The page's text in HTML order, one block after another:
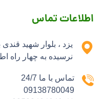
اطلاعات تماس
یزد ، بلوار شهید
نرسیده به چهار راه اطلسی
تماس با ما 24/7
09138780049